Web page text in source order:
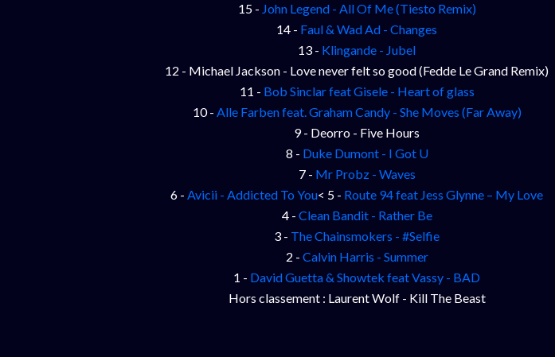
15 - John Legend - All Of Me (Tiesto Remix)
14 - Faul & Wad Ad - Changes
13 - Klingande - Jubel
12 - Michael Jackson - Love never felt so good (Fedde Le Grand Remix)
11 - Bob Sinclar feat Gisele - Heart of glass
10 - Alle Farben feat. Graham Candy - She Moves (Far Away)
9 - Deorro - Five Hours
8 - Duke Dumont - I Got U
7 - Mr Probz - Waves
6 - Avicii - Addicted To You< 5 - Route 94 feat Jess Glynne – My Love
4 - Clean Bandit - Rather Be
3 - The Chainsmokers - #Selfie
2 - Calvin Harris - Summer
1 - David Guetta & Showtek feat Vassy - BAD
Hors classement : Laurent Wolf - Kill The Beast